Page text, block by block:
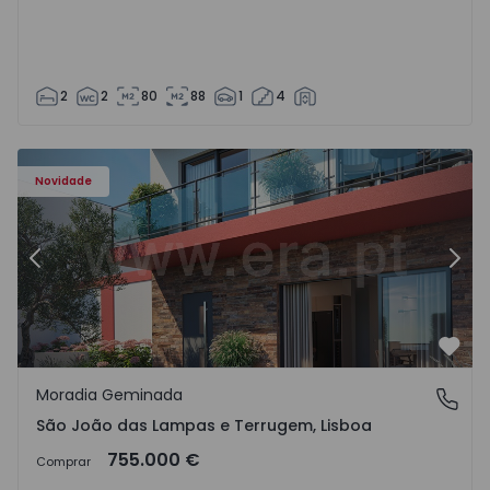
2 2 80 88 1 4
Novidade
Anterior
São João das Lampas e Terrugem, Lisboa
Moradia Geminada
São João das Lampas e Terrugem, Lisboa
Comprar 755.000 €